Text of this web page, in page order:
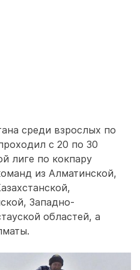
среди взрослых по
с 20 по 30
лиге по кокпару
из Алматинской,
Западно-
областей, а